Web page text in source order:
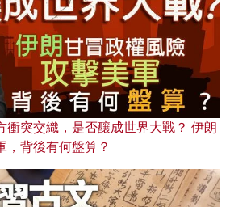
衝突交織，是否釀成世界大戰？ 伊朗
，背後有何盤算？